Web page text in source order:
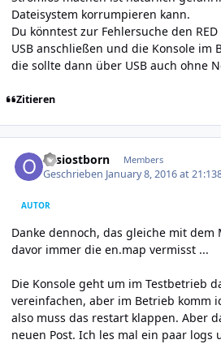
Dateisystem korrumpieren kann.
Du könntest zur Fehlersuche den
USB anschließen und die Konsole im
die sollte dann über USB auch ohne
Zitieren
ossiostborn Members
Geschrieben January 8, 2016 at 21:13
AUTOR
Danke dennoch, das gleiche mit dem
davor immer die en.map vermisst ...
Die Konsole geht um im Testbetrieb
vereinfachen, aber im Betrieb komm
also muss das restart klappen. Aber
neuen Post. Ich les mal ein paar logs